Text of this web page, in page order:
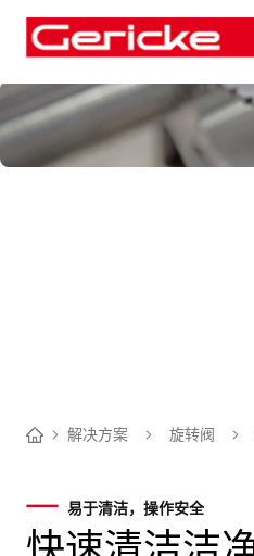
解决方案 旋转阀
易于清洁，操作安全